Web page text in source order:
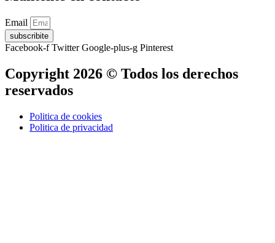
Email
subscribite
Facebook-f Twitter Google-plus-g Pinterest
Copyright 2026 © Todos los derechos
reservados
Politica de cookies
Politica de privacidad